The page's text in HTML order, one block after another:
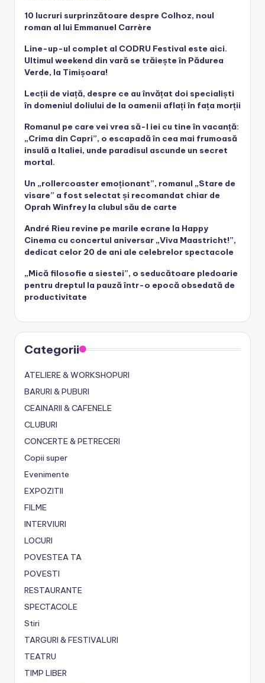
10 lucruri surprinzătoare despre Colhoz, noul
roman al lui Emmanuel Carrère
Line-up-ul complet al CODRU Festival este aici.
Ultimul weekend din vară se trăiește în Pădurea
Verde, la Timișoara!
Lecții de viață, despre ce au învățat doi specialiști
în domeniul doliului de la oamenii aflați în fața morții
Romanul pe care vei vrea să-l iei cu tine în vacanță:
„Crima din Capri”, o escapadă în cea mai frumoasă
insulă a Italiei, unde paradisul ascunde un secret
mortal.
Un „rollercoaster emoționant”, romanul „Stare de
visare” a fost selectat și recomandat chiar de
Oprah Winfrey la clubul său de carte
André Rieu revine pe marile ecrane la Happy
Cinema cu concertul aniversar „Viva Maastricht!”,
dedicat celor 20 de ani ale celebrelor spectacole
„Mică filosofie a siestei”, o seducătoare pledoarie
pentru dreptul la pauză într-o epocă obsedată de
productivitate
Categorii
ATELIERE & WORKSHOPURI
BARURI & PUBURI
CEAINARII & CAFENELE
CLUBURI
CONCERTE & PETRECERI
Copii super
Evenimente
EXPOZITII
FILME
INTERVIURI
LOCURI
POVESTEA TA
POVESTI
RESTAURANTE
SPECTACOLE
Stiri
TARGURI & FESTIVALURI
TEATRU
TIMP LIBER